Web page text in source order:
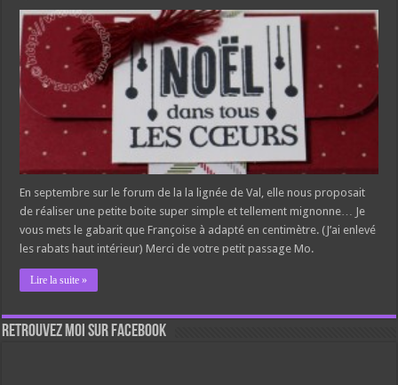
En septembre sur le forum de la la lignée de Val, elle nous proposait
de réaliser une petite boite super simple et tellement mignonne… Je
vous mets le gabarit que Françoise à adapté en centimètre. (J’ai enlevé
les rabats haut intérieur) Merci de votre petit passage Mo.
Lire la suite »
Retrouvez moi sur Facebook